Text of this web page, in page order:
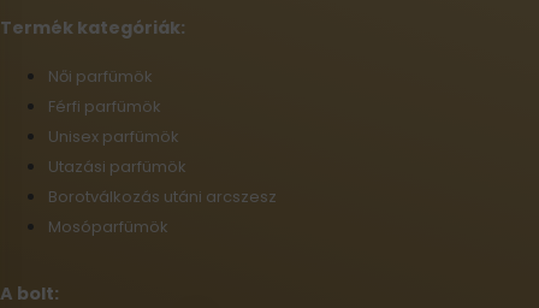
Termék kategóriák:
Női parfümök
Férfi parfümök
Unisex parfümök
Utazási parfümök
Borotválkozás utáni arcszesz
Mosóparfümök
A bolt: